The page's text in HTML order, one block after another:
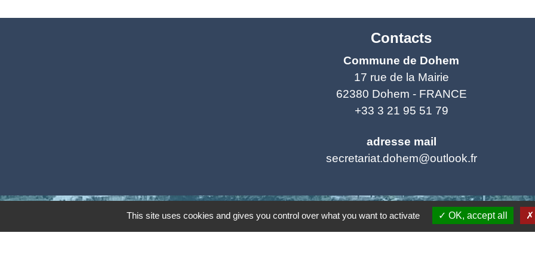
Contacts
Commune de Dohem
17 rue de la Mairie
62380 Dohem - FRANCE
+33 3 21 95 51 79
adresse mail
secretariat.dohem@outlook.fr
Mentions légales - Politique de confidentialité - Accessibilité - Plan du site
This site uses cookies and gives you control over what you want to activate OK, accept all